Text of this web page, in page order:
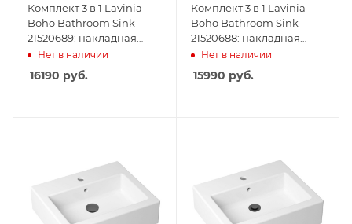
Комплект 3 в 1 Lavinia
Boho Bathroom Sink
21520689: накладная
раковина 50.5 см,
металлический сифон,
донный клапан
Нет в наличии
16190 руб.
Комплект 3 в 1 Lavinia
Boho Bathroom Sink
21520688: накладная
раковина 50.5 см,
металлический сифон,
донный клапан
Нет в наличии
15990 руб.